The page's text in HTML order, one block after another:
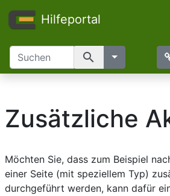
Hilfeportal
search
Zusätzliche
Möchten Sie, dass zum Beispiel
einer Seite (mit speziellem Typ)
durchgeführt werden, kann dafür